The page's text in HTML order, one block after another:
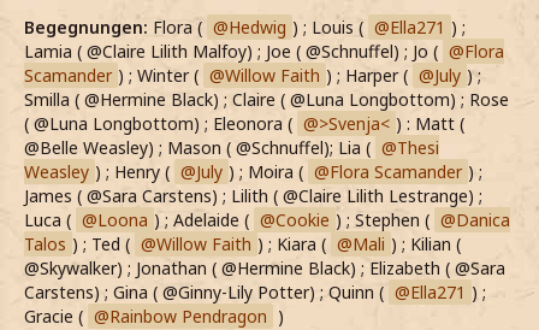
Begegnungen: Flora ( Hedwig ) ; Louis ( Ella271 ) ;
Lamia ( @Claire Lilith Malfoy) ; Joe ( @Schnuffel) ; Jo (
Flora
Scamander ) ; Winter ( Willow Faith ) ; Harper ( July ) ;
Smilla ( @Hermine Black) ; Claire ( @Luna Longbottom) ; Rose
( @Luna Longbottom) ; Eleonora (
>Svenja< ) : Matt (
@Belle Weasley) ; Mason ( @Schnuffel); Lia (
Thesi
Weasley ) ; Henry ( July ) ; Moira ( Flora Scamander ) ;
James ( @Sara Carstens) ; Lilith ( @Claire Lilith Lestrange) ;
Luca (
Loona ) ; Adelaide ( Cookie ) ; Stephen (
Danica
Talos ) ; Ted ( Willow Faith ) ; Kiara ( Mali ) ; Kilian (
@Skywalker) ; Jonathan ( @Hermine Black) ; Elizabeth ( @Sara
Carstens) ; Gina ( @Ginny-Lily Potter) ; Quinn (
Ella271 ) ;
Gracie (
Rainbow Pendragon )